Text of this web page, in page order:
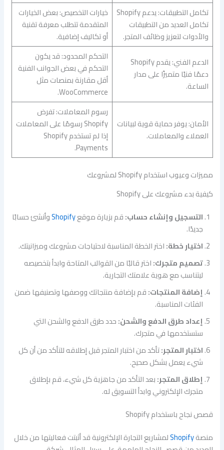
تكامل التطبيقات: يدعم Shopify
تكامل العديد من التطبيقات
والأدوات لتعزيز وظائف المتجر.
خيارات التخصيص: بعض الخيارات
المتقدمة تتطلب معرفة تقنية
أو تكاليف إضافية.
الدعم الفني: يقدم Shopify
دعمًا فنيًا متميزًا على مدار
الساعة.
التحكم المحدود: قد يكون
التحكم في بعض الجوانب الفنية
أقل مقارنة بمنصات مثل
WooCommerce.
الأمان: يوفر حماية قوية لبيانات
العملاء والمعاملات.
رسوم المعاملات: تفرض
Shopify رسومًا على المعاملات
إذا لم تستخدم Shopify
Payments.
مميزات وعيوب استخدام Shopify لمشروعك
كيفية بدء مشروعك على Shopify
التسجيل وإنشاء حساب:قم بزيارة موقعShopifyوأنشئ حسابًا
جديدًا.
اختيار خطة:اختر الخطة المناسبة لاحتياجات مشروعك وميزانيتك.
تصميم متجرك:اختر قالبًا من القوالب المتاحة وابدأ بتخصيصه
ليتناسب مع هوية علامتك التجارية.
إضافة المنتجات:قم بإضافة منتجاتك ووصفها وتصنيفها ضمن
الفئات المناسبة.
إعداد طرق الدفع والشحن:حدد طرق الدفع والشحن التي
ستستخدمها في متجرك.
اختبار المتجر:تأكد من اختبار المتجر قبل إطلاقه للتأكد من أن كل
شيء يعمل بشكل صحيح.
إطلاق المتجر:بعد التأكد من جاهزية كل شيء، قم بإطلاق
متجرك الإلكتروني وابدأ التسويق له.
قصص نجاح باستخدام Shopify
منصةShopifyلمشاريع التجارة الإلكترونية قد أثبتت فعاليتها من خلال